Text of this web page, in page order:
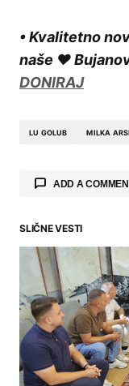
• Kvalitetno
naše ❤️
DONIRAJ
LU GOLUB MILKA
ADD A
Your email
Required
Comment*
SLIČNE VESTI